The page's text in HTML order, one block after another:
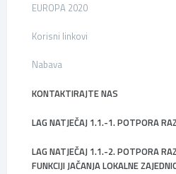
EUROPA 2020
Korisni linkovi
Nabava
KONTAKTIRAJTE NAS
LAG NATJEČAJ 1.1.-1. POTPORA
LAG NATJEČAJ 1.1.-2. POTPORA
FUNKCIJI JAČANJA LOKALNE